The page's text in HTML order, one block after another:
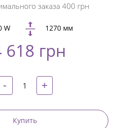
Twitter
Pinterest
заказа 400 грн
W 1270 мм
618 грн
- +
Купить